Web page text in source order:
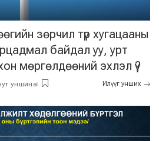
зөрчил түр хугацааны
байдал уу, урт
мөргөлдөөний эхлэл үү?
уншина Илүүг унших